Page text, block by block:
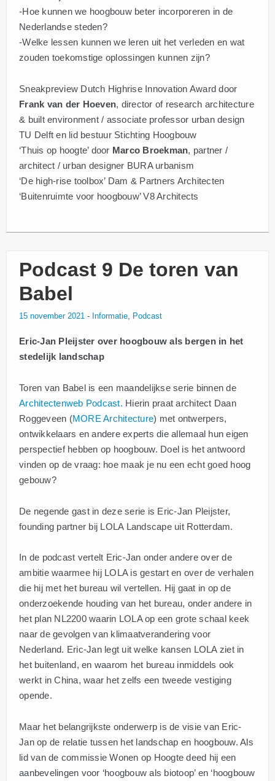
-Hoe kunnen we hoogbouw beter incorporeren in de
Nederlandse steden?
-Welke lessen kunnen we leren uit het verleden en wat
zouden toekomstige oplossingen kunnen zijn?
Sneakpreview Dutch Highrise Innovation Award door
Frank van der Hoeven, director of research architecture
& built environment / associate professor urban design
TU Delft en lid bestuur Stichting Hoogbouw
‘Thuis op hoogte’ door Marco Broekman, partner /
architect / urban designer BURA urbanism
‘De high-rise toolbox’ Dam & Partners Architecten
‘Buitenruimte voor hoogbouw’ V8 Architects
Podcast 9 De toren van
Babel
15 november 2021 - Informatie, Podcast
Eric-Jan Pleijster over hoogbouw als bergen in het
stedelijk landschap
Toren van Babel is een maandelijkse serie binnen de
Architectenweb Podcast. Hierin praat architect Daan
Roggeveen (MORE Architecture) met ontwerpers,
ontwikkelaars en andere experts die allemaal hun eigen
perspectief hebben op hoogbouw. Doel is het antwoord
vinden op de vraag: hoe maak je nu een echt goed hoog
gebouw?
De negende gast in deze serie is Eric-Jan Pleijster,
founding partner bij LOLA Landscape uit Rotterdam.
In de podcast vertelt Eric-Jan onder andere over de
ambitie waarmee hij LOLA is gestart en over de verhalen
die hij met het bureau wil vertellen. Hij gaat in op de
onderzoekende houding van het bureau, onder andere in
het plan NL2200 waarin LOLA op een grote schaal keek
naar de gevolgen van klimaatverandering voor
Nederland. Eric-Jan legt uit welke kansen LOLA ziet in
het buitenland, en waarom het bureau inmiddels ook
werkt in China, waar het zelfs een tweede vestiging
opende.
Maar het belangrijkste onderwerp is de visie van Eric-
Jan op de relatie tussen het landschap en hoogbouw. Als
lid van de commissie Wonen op Hoogte deed hij een
aanbevelingen voor ‘hoogbouw als biotoop’ en ‘hoogbouw